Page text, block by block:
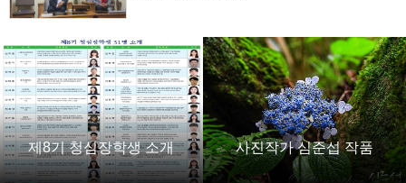
제8기 청심장학생 소개 사진작가 심준섭 작품